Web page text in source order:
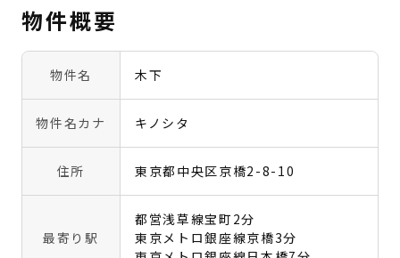
物件概要
物件名 木下
物件名カナ キノシタ
住所 東京都中央区京橋2-8-10
最寄り駅
都営浅草線宝町2分
東京メトロ銀座線京橋3分